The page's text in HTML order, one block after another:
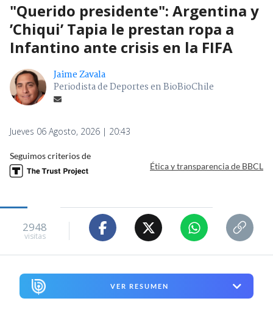
"Querido presidente": Argentina y
’Chiqui’ Tapia le prestan ropa a
Infantino ante crisis en la FIFA
Jaime Zavala
Periodista de Deportes en BioBioChile
Jueves 06 Agosto, 2026 | 20:43
Seguimos criterios de
Ética y transparencia de BBCL
2948
visitas
VER RESUMEN